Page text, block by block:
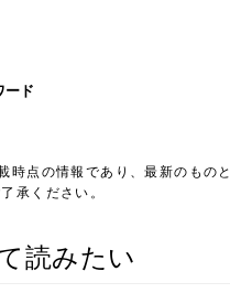
ード
時点の情報であり、最新のもの
承ください。
読みたい